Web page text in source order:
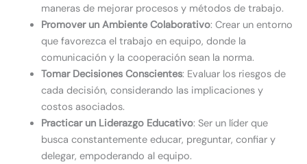
maneras de mejorar procesos y métodos de trabajo.
Promover un Ambiente Colaborativo: Crear un entorno
que favorezca el trabajo en equipo, donde la
comunicación y la cooperación sean la norma.
Tomar Decisiones Conscientes: Evaluar los riesgos de
cada decisión, considerando las implicaciones y
costos asociados.
Practicar un Liderazgo Educativo: Ser un líder que
busca constantemente educar, preguntar, confiar y
delegar, empoderando al equipo.